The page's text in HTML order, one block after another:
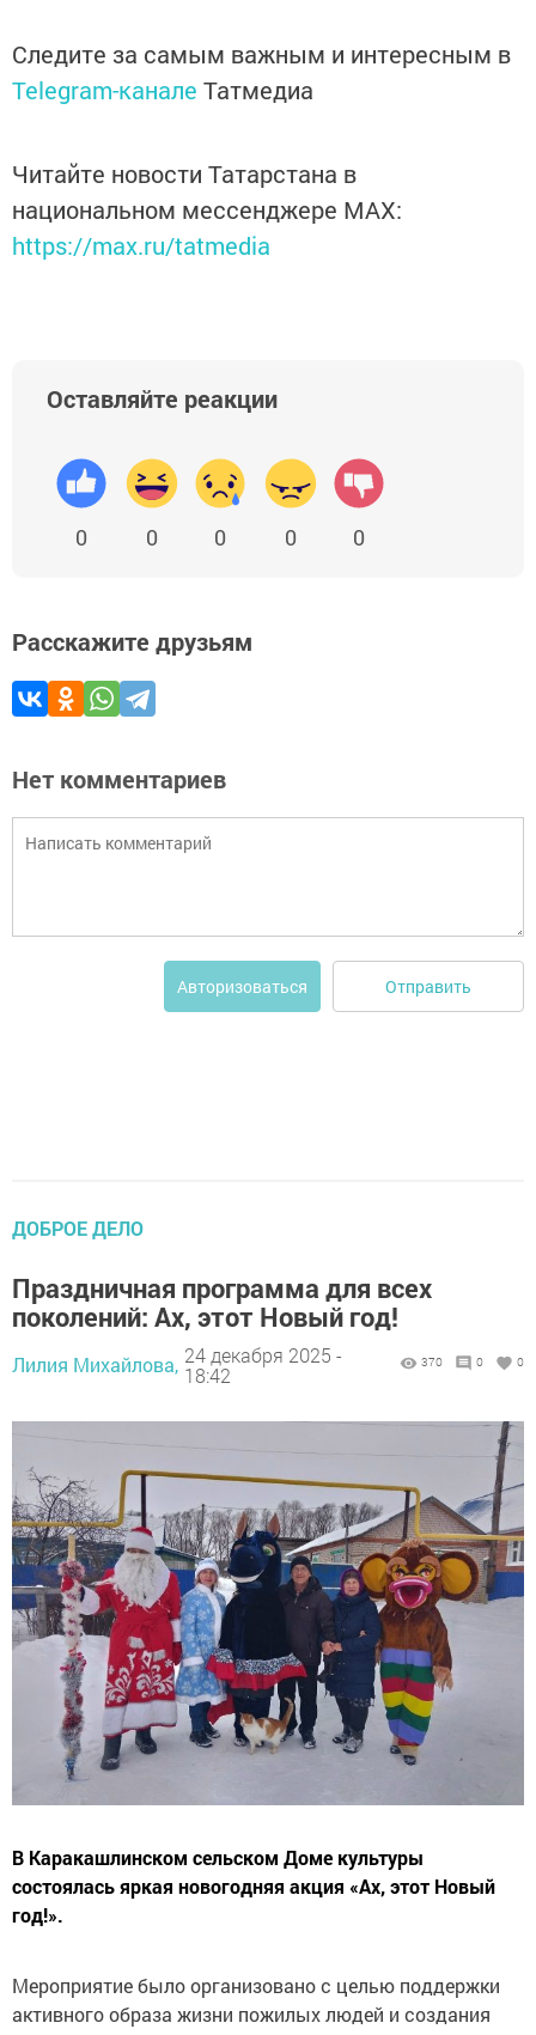
Следите за самым важным и интересным в
Telegram-канале Татмедиа
Читайте новости Татарстана в
национальном мессенджере MАХ:
https://max.ru/tatmedia
Оставляйте реакции
0 0 0 0 0
Расскажите друзьям
Нет комментариев
Авторизоваться Отправить
ДОБРОЕ ДЕЛО
Праздничная программа для всех
поколений: Ах, этот Новый год!
Лилия Михайлова, 24 декабря 2025 -
18:42
370 0 0
В Каракашлинском сельском Доме культуры
состоялась яркая новогодняя акция «Ах, этот Новый
год!».
Мероприятие было организовано с целью поддержки
активного образа жизни пожилых людей и создания